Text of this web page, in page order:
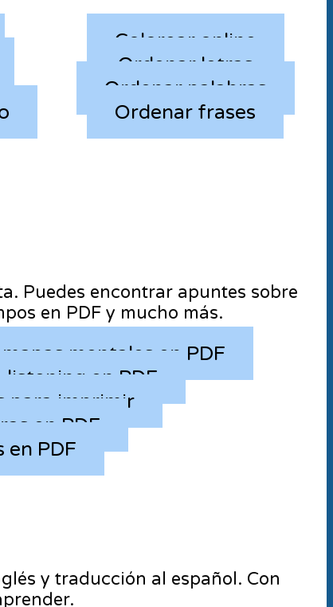
Colorear online
Ordenar letras
Ordenar palabras
Ordenar frases
Puedes encontrar apuntes sobre
en PDF y mucho más.
mentales en PDF
listening en PDF
para imprimir
en PDF
en PDF
y traducción al español. Con